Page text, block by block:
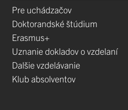
Pre uchádzačov
Doktorandské štúdium
Erasmus+
Uznanie dokladov o vzdelaní
Dalšie vzdelávanie
Klub absolventov